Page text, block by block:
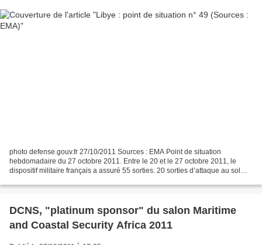
photo defense.gouv.fr 27/10/2011 Sources : EMA Point de situation
hebdomadaire du 27 octobre 2011. Entre le 20 et le 27 octobre 2011, le
dispositif militaire français a assuré 55 sorties. 20 sorties d’attaque au sol
DCNS, "platinum sponsor" du salon Maritime
and Coastal Security Africa 2011